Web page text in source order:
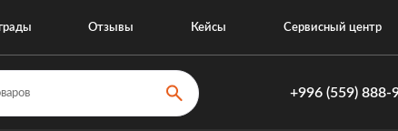
Отзывы Кейсы Сервисный центр
+996 (559) 888-